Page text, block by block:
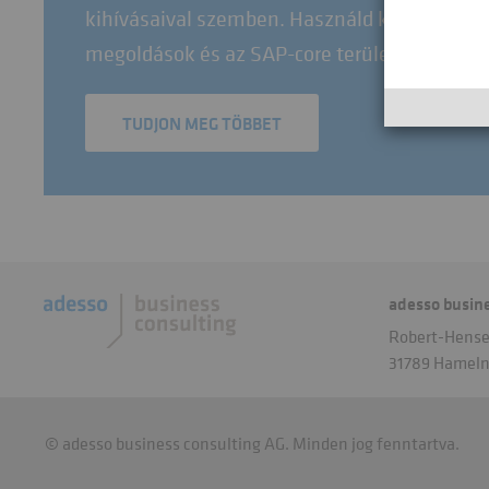
kihívásaival szemben. Használd ki átfogó
megoldások és az SAP-core területén!
TUDJON MEG TÖBBET
adesso
Robert-
31789 Hameln
© adesso business consulting AG. Minden jog fenntartva.